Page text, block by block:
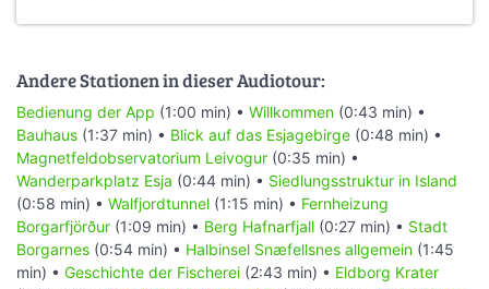
Andere Stationen in dieser Audiotour:
Bedienung der App (1:00 min) • Willkommen (0:43 min) •
Bauhaus (1:37 min) • Blick auf das Esjagebirge (0:48 min) •
Magnetfeldobservatorium Leivogur (0:35 min) •
Wanderparkplatz Esja (0:44 min) • Siedlungsstruktur in Island
(0:58 min) • Walfjordtunnel (1:15 min) • Fernheizung
Borgarfjörður (1:09 min) • Berg Hafnarfjall (0:27 min) • Stadt
Borgarnes (0:54 min) • Halbinsel Snæfellsnes allgemein (1:45
min) • Geschichte der Fischerei (2:43 min) • Eldborg Krater